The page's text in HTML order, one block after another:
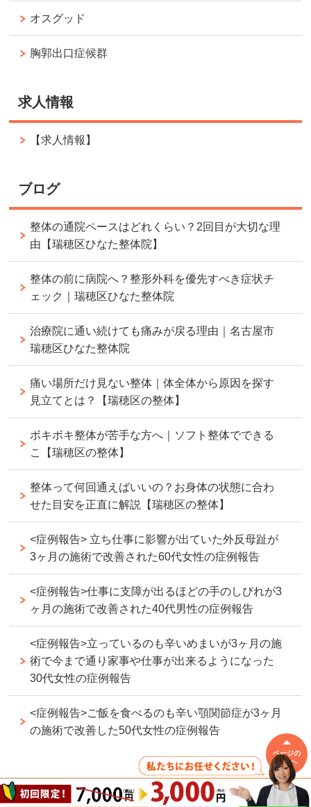
オスグッド
胸郭出口症候群
求人情報
【求人情報】
ブログ
整体の通院ペースはどれくらい？2回目が大切な理
由【瑞穂区ひなた整体院】
整体の前に病院へ？整形外科を優先すべき症状チ
ェック｜瑞穂区ひなた整体院
治療院に通い続けても痛みが戻る理由｜名古屋市
瑞穂区ひなた整体院
痛い場所だけ見ない整体｜体全体から原因を探す
見立てとは？【瑞穂区の整体】
ボキボキ整体が苦手な方へ｜ソフト整体でできる
こ【瑞穂区の整体】
整体って何回通えばいいの？お身体の状態に合わ
せた目安を正直に解説【瑞穂区の整体】
<症例報告> 立ち仕事に影響が出ていた外反母趾が
3ヶ月の施術で改善された60代女性の症例報告
<症例報告>仕事に支障が出るほどの手のしびれが3
ヶ月の施術で改善された40代男性の症例報告
<症例報告>立っているのも辛いめまいが3ヶ月の施
術で今まで通り家事や仕事が出来るようになった
30代女性の症例報告
<症例報告>ご飯を食べるのも辛い顎関節症が3ヶ月
の施術で改善した50代女性の症例報告
ページの
先頭へ